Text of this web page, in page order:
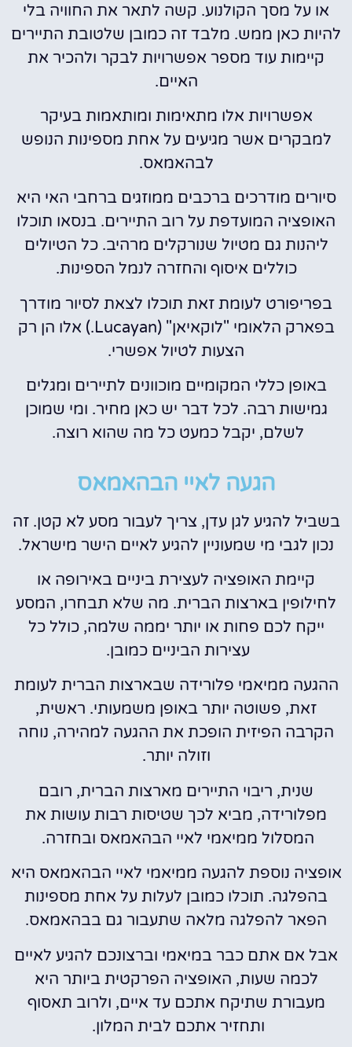
או על מסך הקולנוע. קשה לתאר את החוויה בלי
להיות כאן ממש. מלבד זה כמובן שלטובת התיירים
קיימות עוד מספר אפשרויות לבקר ולהכיר את
האיים.
אפשרויות אלו מתאימות ומותאמות בעיקר
למבקרים אשר מגיעים על אחת מספינות הנופש
לבהאמאס.
סיורים מודרכים ברכבים ממוזגים ברחבי האי היא
האופציה המועדפת על רוב התיירים. בנסאו תוכלו
ליהנות גם מטיול שנורקלים מרהיב. כל הטיולים
כוללים איסוף והחזרה לנמל הספינות.
בפריפורט לעומת זאת תוכלו לצאת לסיור מודרך
בפארק הלאומי "לוקאיאן" (Lucayan.) אלו הן רק
הצעות לטיול אפשרי.
באופן כללי המקומיים מוכוונים לתיירים ומגלים
גמישות רבה. לכל דבר יש כאן מחיר. ומי שמוכן
לשלם, יקבל כמעט כל מה שהוא רוצה.
הגעה לאיי הבהאמאס
בשביל להגיע לגן עדן, צריך לעבור מסע לא קטן. זה
נכון לגבי מי שמעוניין להגיע לאיים הישר מישראל.
קיימת האופציה לעצירת ביניים באירופה או
לחילופין בארצות הברית. מה שלא תבחרו, המסע
ייקח לכם פחות או יותר יממה שלמה, כולל כל
עצירות הביניים כמובן.
ההגעה ממיאמי פלורידה שבארצות הברית לעומת
זאת, פשוטה יותר באופן משמעותי. ראשית,
הקרבה הפיזית הופכת את ההגעה למהירה, נוחה
וזולה יותר.
שנית, ריבוי התיירים מארצות הברית, רובם
מפלורידה, מביא לכך שטיסות רבות עושות את
המסלול ממיאמי לאיי הבהאמאס ובחזרה.
אופציה נוספת להגעה ממיאמי לאיי הבהאמאס היא
בהפלגה. תוכלו כמובן לעלות על אחת מספינות
הפאר להפלגה מלאה שתעבור גם בבהאמאס.
אבל אם אתם כבר במיאמי וברצונכם להגיע לאיים
לכמה שעות, האופציה הפרקטית ביותר היא
מעבורת שתיקח אתכם עד איים, ולרוב תאסוף
ותחזיר אתכם לבית המלון.